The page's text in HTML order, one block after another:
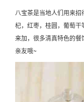
八宝茶是当地人们用来
杞，红枣，桂圆，葡萄
来加，很多清真特色的
亲友哦~